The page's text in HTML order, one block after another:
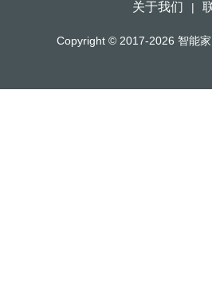
关于我们 |
Copyright © 2017-2026 智能